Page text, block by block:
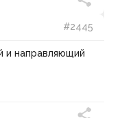
#2445
и направляющий